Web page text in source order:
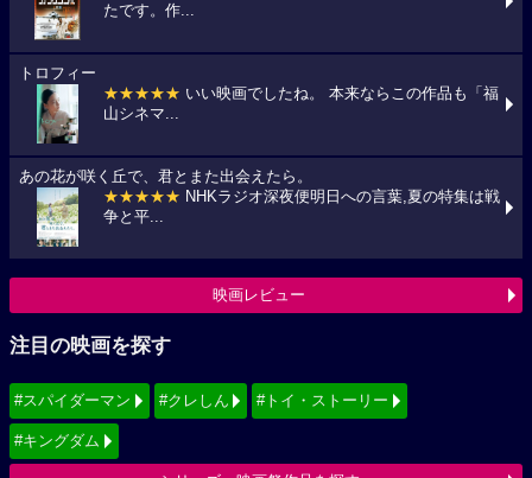
たです。作...
トロフィー
★★★★★ いい映画でしたね。 本来ならこの作品も「福
山シネマ...
あの花が咲く丘で、君とまた出会えたら。
★★★★★ NHKラジオ深夜便明日への言葉,夏の特集は戦
争と平...
映画レビュー
注目の映画を探す
#スパイダーマン #クレしん #トイ・ストーリー
#キングダム